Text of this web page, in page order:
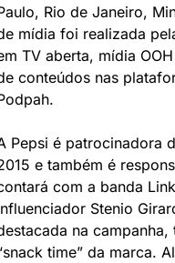
Rio de Janeiro,
mídia foi realizada
TV aberta, mídia
conteúdos nas
Pepsi é patrocinadora
e também é
com a banda
Stenio
na
time” da marca.